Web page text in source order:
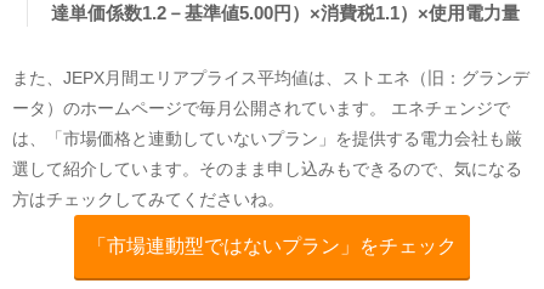
達単価係数1.2－基準値5.00円）×消費税1.1）×使用電力量
また、JEPX月間エリアプライス平均値は、ストエネ（旧：グランデ
ータ）のホームページで毎月公開されています。 エネチェンジで
は、「市場価格と連動していないプラン」を提供する電力会社も厳
選して紹介しています。そのまま申し込みもできるので、気になる
方はチェックしてみてくださいね。
「市場連動型ではないプラン」をチェック